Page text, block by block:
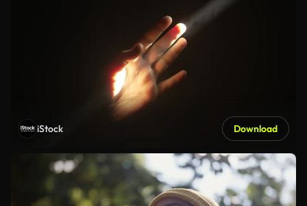
iStock Download